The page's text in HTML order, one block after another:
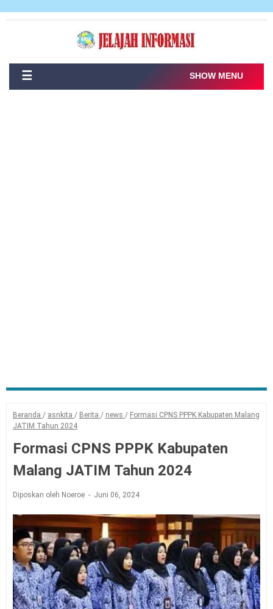
☰ SHOW MENU
Beranda / asnkita / Berita / news / Formasi CPNS PPPK Kabupaten Malang
JATIM Tahun 2024
Formasi CPNS PPPK Kabupaten
Malang JATIM Tahun 2024
Diposkan oleh Noeroe Juni 06, 2024